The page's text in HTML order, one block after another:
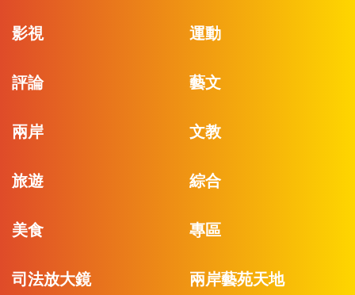
影視 運動
評論 藝文
兩岸 文教
旅遊 綜合
美食 專區
司法放大鏡 兩岸藝苑天地